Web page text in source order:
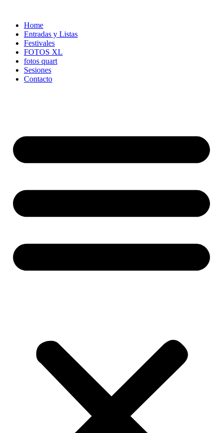
contenidoHome
Entradas y Listas
Festivales
FOTOS XL
fotos quart
Sesiones
Contacto